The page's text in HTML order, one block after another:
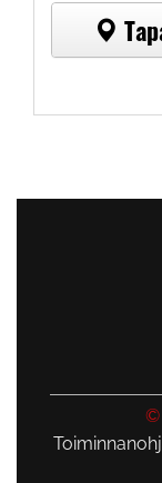
©